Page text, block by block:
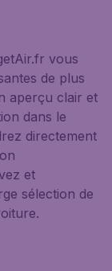
vous
de plus
aperçu clair et
dans le
directement
et
sélection de